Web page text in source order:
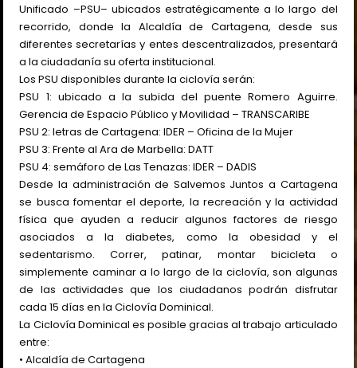
Unificado –PSU– ubicados estratégicamente a lo largo del
recorrido, donde la Alcaldía de Cartagena, desde sus
diferentes secretarías y entes descentralizados, presentará
a la ciudadanía su oferta institucional.
Los PSU disponibles durante la ciclovía serán:
PSU 1: ubicado a la subida del puente Romero Aguirre.
Gerencia de Espacio Público y Movilidad – TRANSCARIBE
PSU 2: letras de Cartagena: IDER – Oficina de la Mujer
PSU 3: Frente al Ara de Marbella: DATT
PSU 4: semáforo de Las Tenazas: IDER – DADIS
Desde la administración de Salvemos Juntos a Cartagena
se busca fomentar el deporte, la recreación y la actividad
física que ayuden a reducir algunos factores de riesgo
asociados a la diabetes, como la obesidad y el
sedentarismo. Correr, patinar, montar bicicleta o
simplemente caminar a lo largo de la ciclovía, son algunas
de las actividades que los ciudadanos podrán disfrutar
cada 15 días en la Ciclovía Dominical.
La Ciclovía Dominical es posible gracias al trabajo articulado
entre:
• Alcaldía de Cartagena